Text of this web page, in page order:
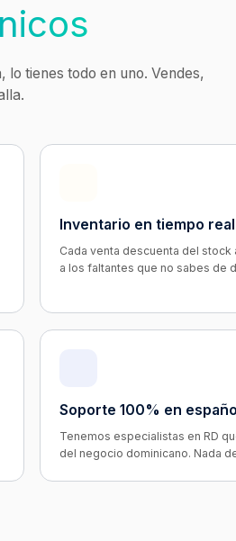
tienes todo en uno. Vendes,
Inventario en tiempo real
Cada venta descuenta del
a los faltantes que no sabes de
Soporte 100% en
Tenemos especialistas en RD
del negocio dominicano. Nada